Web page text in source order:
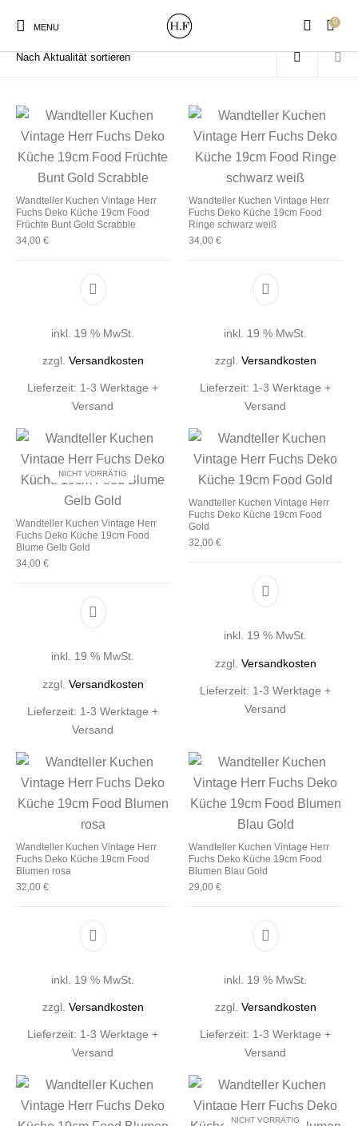
MENU
0
New Products On Sale! Wandteller Geschirrtücher
Gutscheine Kissen Magneten
Mützen / Beanies und
Start / Produkte verschlagwortet mit „Küche Geschenk“
Wandteller Kuchen Vintage Herr
Fuchs Deko Küche 19cm Food
Früchte Bunt Gold Scrabble
34,00 €
inkl. 19 % MwSt.
zzgl. Versandkosten
Lieferzeit: 1-3 Werktage +
Versand
Wandteller Kuchen Vintage Herr
Fuchs Deko Küche 19cm Food
Ringe schwarz weiß
34,00 €
inkl. 19 % MwSt.
zzgl. Versandkosten
Lieferzeit: 1-3 Werktage +
Versand
NICHT VORRÄTIG
Wandteller Kuchen Vintage Herr
Fuchs Deko Küche 19cm Food
Blume Gelb Gold
34,00 €
inkl. 19 % MwSt.
zzgl. Versandkosten
Lieferzeit: 1-3 Werktage +
Versand
Wandteller Kuchen Vintage Herr
Fuchs Deko Küche 19cm Food
Gold
32,00 €
inkl. 19 % MwSt.
zzgl. Versandkosten
Lieferzeit: 1-3 Werktage +
Versand
Wandteller Kuchen Vintage Herr
Fuchs Deko Küche 19cm Food
Blumen rosa
32,00 €
inkl. 19 % MwSt.
zzgl. Versandkosten
Lieferzeit: 1-3 Werktage +
Versand
Wandteller Kuchen Vintage Herr
Fuchs Deko Küche 19cm Food
Blumen Blau Gold
29,00 €
inkl. 19 % MwSt.
zzgl. Versandkosten
Lieferzeit: 1-3 Werktage +
Versand
NICHT VORRÄTIG